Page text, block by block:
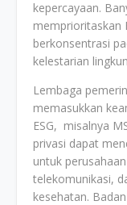
kepercayaan.
memprioritaskan
berkonsentrasi
kelestarian
Lembaga
memasukkan
ESG, misalnya
privasi dapat
untuk
telekomunikasi,
kesehatan.